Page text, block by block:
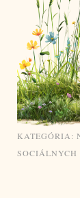
KATEGÓRIA:
SOCIÁLNYCH